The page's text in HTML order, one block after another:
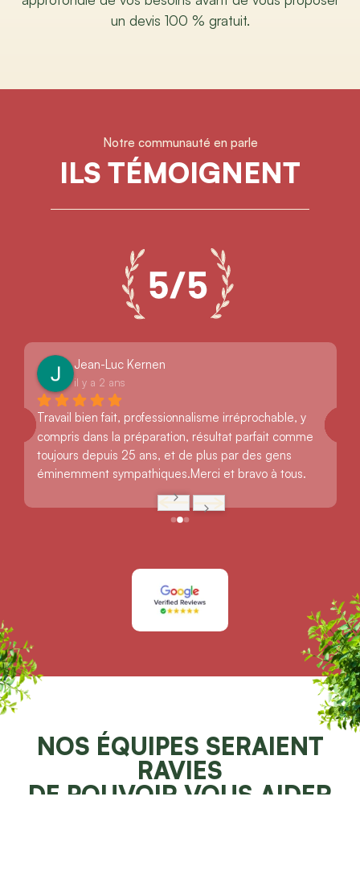
un devis 100 % gratuit.
Notre communauté en parle
ILS TÉMOIGNENT
Jean-Luc Kernen
il y a 2 ans
Travail bien fait, professionnalisme irréprochable, y
compris dans la préparation, résultat parfait comme
toujours depuis 25 ans, et de plus par des gens
éminemment sympathiques.Merci et bravo à tous.
NOS ÉQUIPES SERAIENT
RAVIES
DE POUVOIR VOUS AIDER